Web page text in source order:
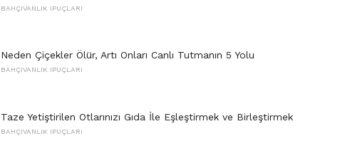
BAHÇIVANLIK IPUÇLARI
Neden Çiçekler Ölür, Artı Onları Canlı Tutmanın 5 Yolu
BAHÇIVANLIK IPUÇLARI
Taze Yetiştirilen Otlarınızı Gıda İle Eşleştirmek ve Birleştirmek
BAHÇIVANLIK IPUÇLARI